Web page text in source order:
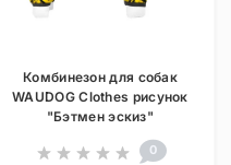
Комбинезон для собак
WAUDOG Clothes рисунок
"Бэтмен эскиз"
0